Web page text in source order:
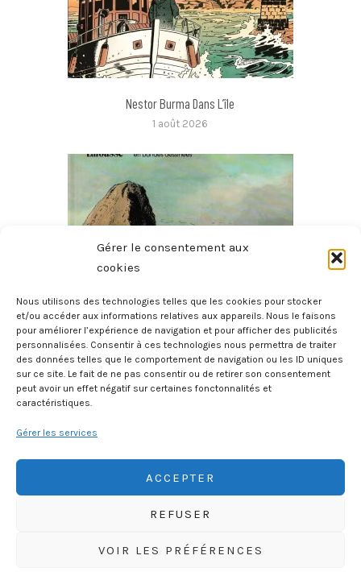
Gérer le consentement aux
cookies
Nous utilisons des technologies telles que les cookies pour stocker
et/ou accéder aux informations relatives aux appareils. Nous le faisons
pour améliorer l’expérience de navigation et pour afficher des publicités
personnalisées. Consentir à ces technologies nous permettra de traiter
des données telles que le comportement de navigation ou les ID uniques
sur ce site. Le fait de ne pas consentir ou de retirer son consentement
peut avoir un effet négatif sur certaines fonctonnalités et
caractéristiques.
Gérer les services
ACCEPTER
REFUSER
VOIR LES PRÉFÉRENCES
Nestor Burma Dans L’île
1 août 2026
Histoire Des Provinces De France – La Bretagne
27 juillet 2026
HISTOIRE, GÉOGRAPHIE, SCIENCES, LITTÉRATURE EN BD